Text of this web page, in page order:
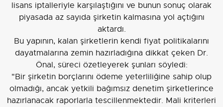
lisans iptalleriyle karşılaştığını ve bunun sonuç olarak
piyasada az sayıda şirketin kalmasına yol açtığını
aktardı.
Bu yapının, kalan şirketlerin kendi fiyat politikalarını
dayatmalarına zemin hazırladığına dikkat çeken Dr.
Önal, süreci özetleyerek şunları söyledi:
"Bir şirketin borçlarını ödeme yeterliliğine sahip olup
olmadığı, ancak yetkili bağımsız denetim şirketlerince
hazırlanacak raporlarla tescillenmektedir. Mali kriterleri